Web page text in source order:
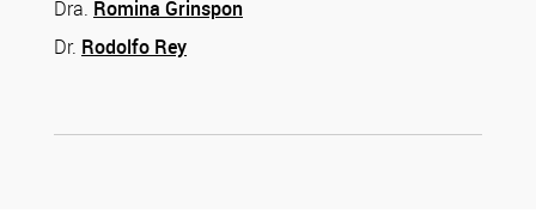
Dra. Romina Grinspon
Dr. Rodolfo Rey